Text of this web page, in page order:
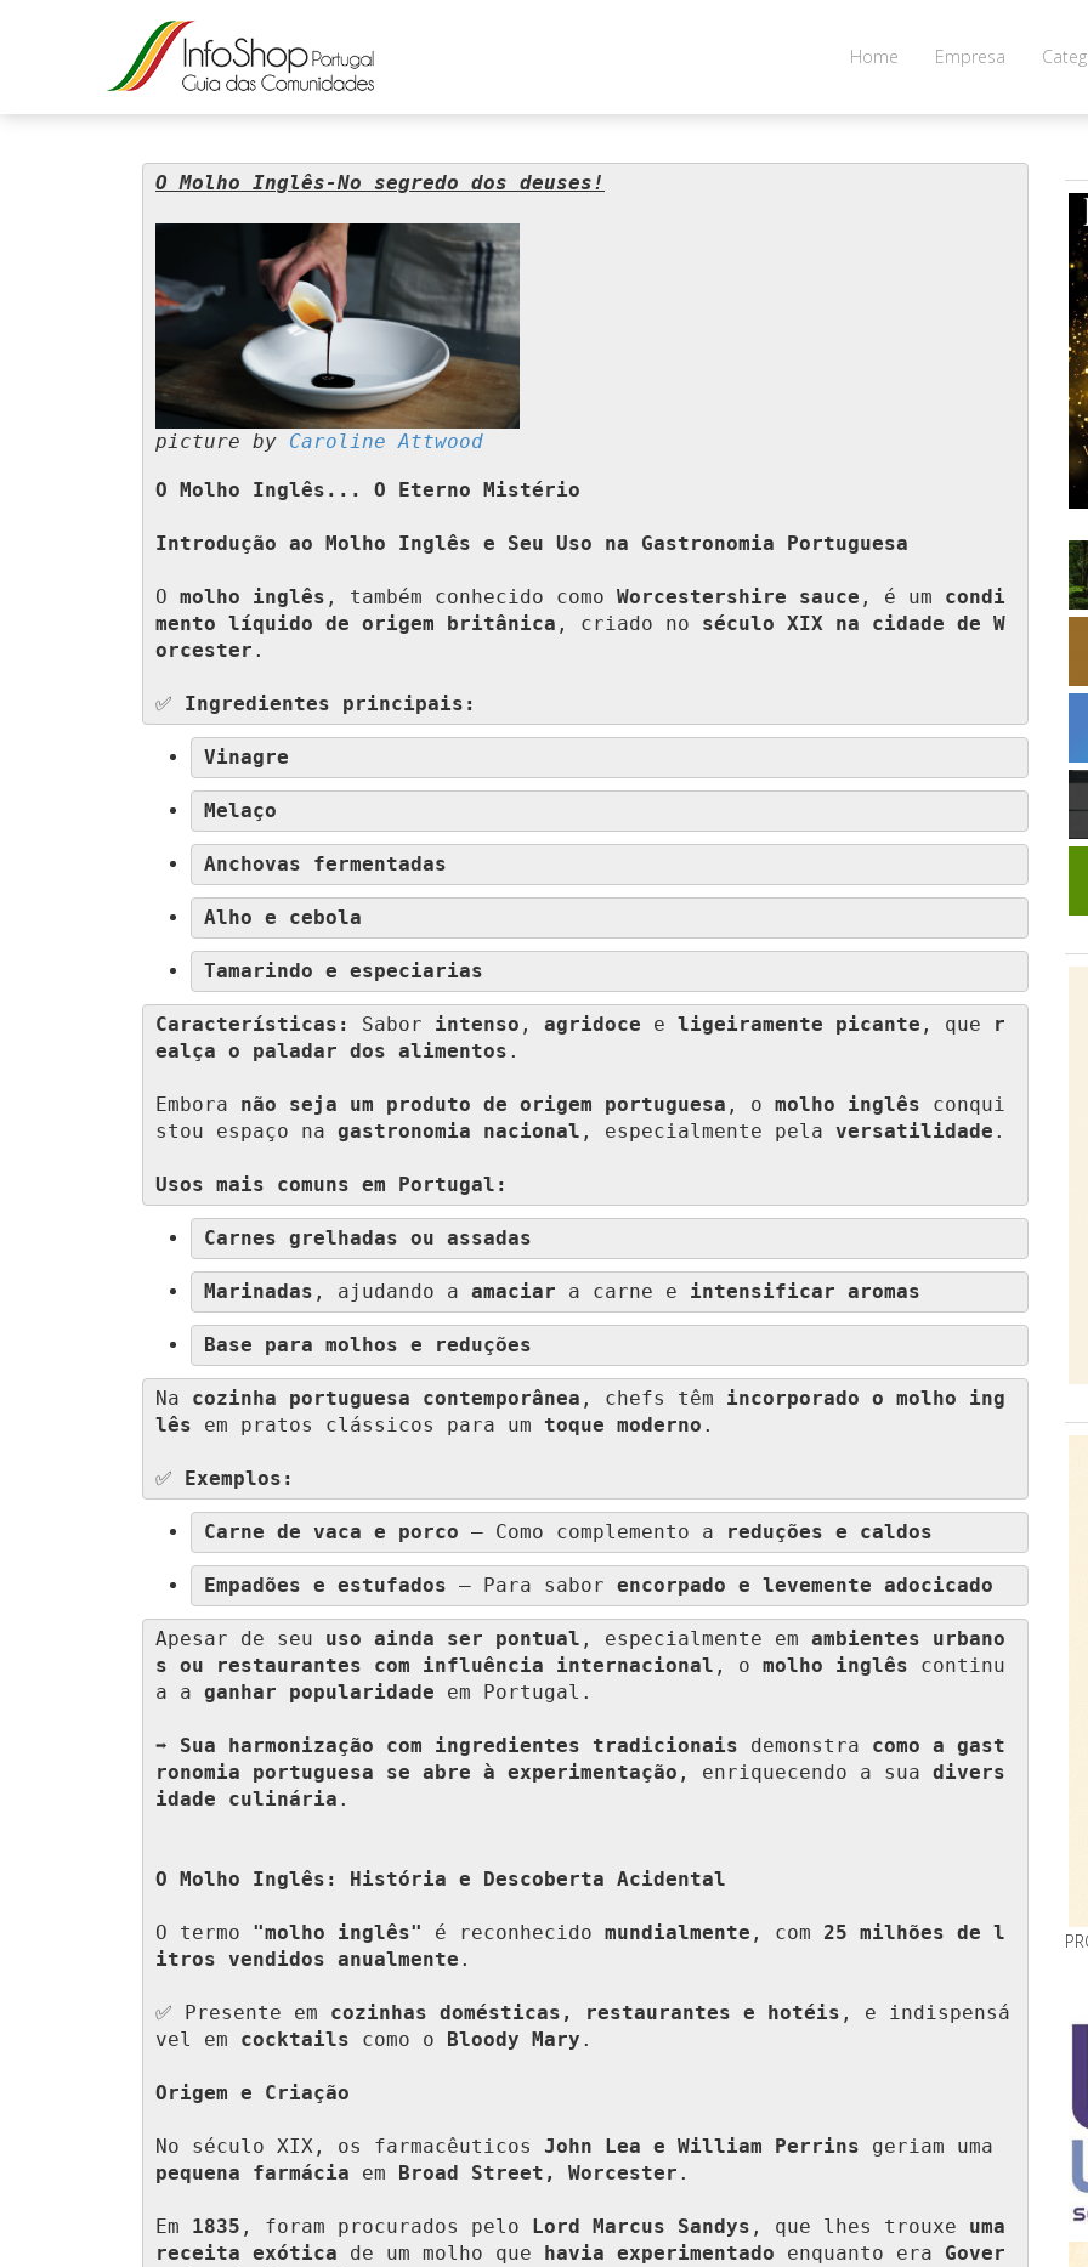
Home Empresa
O Molho Inglês-No segredo dos deuses!
picture by Caroline Attwood
O Molho Inglês... O Eterno Mistério
Introdução ao Molho Inglês e Seu Uso na Gastronomia Portuguesa
O molho inglês , também conhecido como Worcestershire sauce , é um condi
mento líquido de origem britânica , criado no século XIX na cidade de W
orcester .
✅ Ingredientes principais:
Vinagre
Melaço
Anchovas fermentadas
Alho e cebola
Tamarindo e especiarias
Características: Sabor intenso , agridoce e ligeiramente picante , que
r
ealça o paladar dos alimentos .
Embora não seja um produto de origem portuguesa , o molho inglês conqui
stou espaço na gastronomia nacional , especialmente pela versatilidade .
Usos mais comuns em Portugal:
Carnes grelhadas ou assadas
Marinadas , ajudando a amaciar a carne e intensificar aromas
Base para molhos e reduções
Na cozinha portuguesa contemporânea , chefs têm incorporado o molho ing
lês em pratos clássicos para um toque moderno .
✅ Exemplos:
Carne de vaca e porco – Como complemento a reduções e caldos
Empadões e estufados – Para sabor encorpado e levemente adocicado
Apesar de seu uso ainda ser pontual , especialmente em ambientes urbano
s ou restaurantes com influência internacional , o molho inglês continu
a a ganhar popularidade em Portugal.
➡️ Sua harmonização com ingredientes tradicionais demonstra como a gast
ronomia portuguesa se abre à experimentação , enriquecendo a sua divers
idade culinária .
O Molho Inglês: História e Descoberta Acidental
O termo "molho inglês" é reconhecido mundialmente , com 25 milhões de l
itros vendidos anualmente .
✅ Presente em cozinhas domésticas, restaurantes e hotéis , e indispensá
vel em cocktails como o Bloody Mary .
Origem e Criação
No século XIX, os farmacêuticos John Lea e William Perrins
pequena farmácia em Broad Street, Worcester .
Em 1835 , foram procurados pelo Lord Marcus Sandys , que lhes trouxe uma
receita exótica de um molho que havia experimentado enquanto era Gover